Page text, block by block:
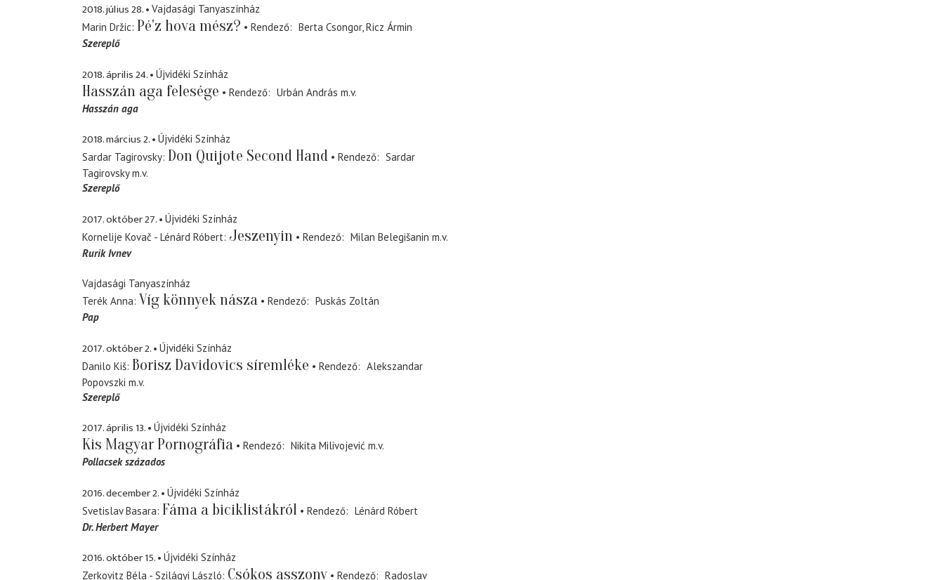
2018. július 28.
Vajdasági Tanyaszínház
Marin Držic Pé'z hova mész? Rendező Berta Csongor Ricz Ármin
Szereplő
2018. április 24. Újvidéki Színház
Hasszán aga felesége Rendező Urbán András m.v.
Hasszán aga
2018. március 2.
Újvidéki Színház
Sardar Tagirovsky Don Quijote Second Hand Rendező
Sardar
Tagirovsky m.v.
Szereplő
2017. október 27.
Újvidéki Színház
Kornelije Kovač - Lénárd Róbert Jeszenyin Rendező Milan Belegišanin m.v.
Rurik Ivnev
Vajdasági Tanyaszínház
Terék Anna Víg könnyek násza Rendező
Puskás Zoltán
Pap
2017. október 2.
Újvidéki Színház
Danilo Kiš Borisz Davidovics síremléke Rendező
Alekszandar
Popovszki m.v.
Szereplő
2017. április 13. Újvidéki Színház
Kis Magyar Pornográfia Rendező Nikita Milivojević m.v.
Pollacsek százados
2016. december 2.
Újvidéki Színház
Svetislav Basara Fáma a biciklistákról Rendező
Lénárd Róbert
Dr. Herbert Mayer
2016. október 15.
Újvidéki Színház
Zerkovitz Béla - Szilágyi László Csókos asszony Rendező Radoslav